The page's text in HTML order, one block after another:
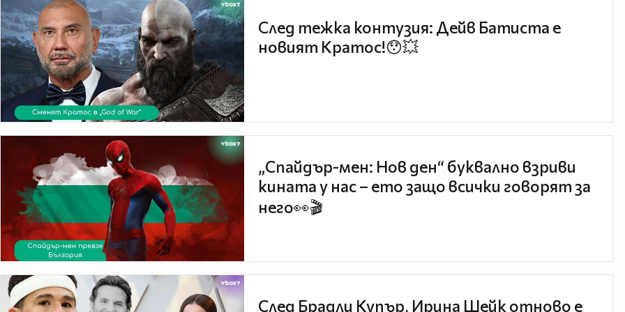
След тежка контузия: Дейв Батиста е
новият Кратос!😯💥
„Спайдър-мен: Нов ден“ буквално взриви
кината у нас – ето защо всички говорят за
него👀🎬
След Брадли Купър, Ирина Шейк отново е